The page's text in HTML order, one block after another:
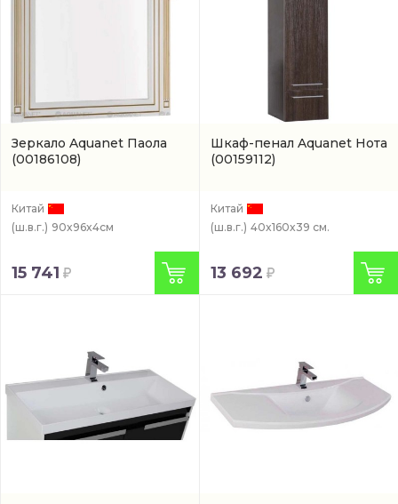
Зеркало Aquanet Паола
(00186108)
Китай
(ш.в.г.) 90x96x4см
15 741
Шкаф-пенал Aquanet Нота
(00159112)
Китай
(ш.в.г.) 40x160x39 см.
13 692